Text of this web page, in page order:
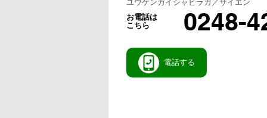
ユウゲンガイシャヒラガ／サイエン
お電話は
こちら
0248-
電話する